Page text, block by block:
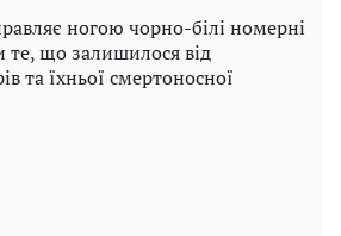
ногою чорно-білі номерні
що залишилося від
та їхньої смертоносної